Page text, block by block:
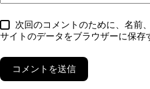
次回のコメントのために、名前
サイトのデータをブラウザーに保存
コメントを送信